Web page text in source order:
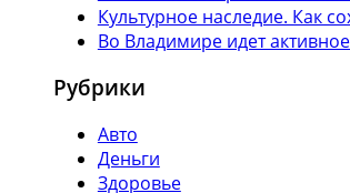
Культурное наследие. Как
Во Владимире идет
Рубрики
Авто
Деньги
Здоровье